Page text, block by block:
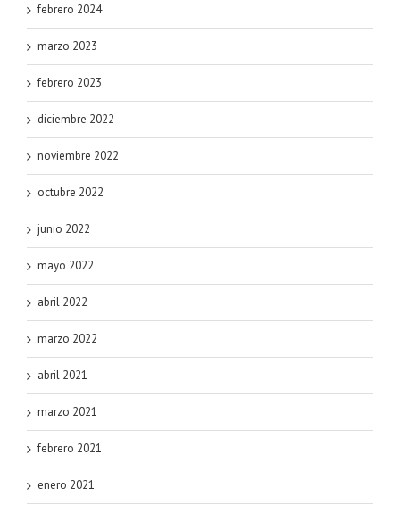
febrero 2024
marzo 2023
febrero 2023
diciembre 2022
noviembre 2022
octubre 2022
junio 2022
mayo 2022
abril 2022
marzo 2022
abril 2021
marzo 2021
febrero 2021
enero 2021